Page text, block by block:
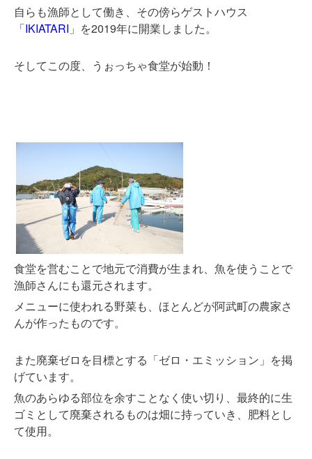
自らも漁師として働き、その傍らゲストハウス
「IKIATARI 」を2019年に開業しました。
そしてこの度、うぉっちゃ食堂が始動！
食堂を営むことで地元で消費が生まれ、魚を使うことで
漁師さんにも還元されます。
メニューに使われる野菜も、ほとんどが阿武町の農家さ
んが作ったものです。
また廃棄ゼロを目標とする「ゼロ・エミッション」を掲
げています。
魚のあらゆる部位を余すことなく使い切り、最終的に生
ゴミとして廃棄されるものは畑に持っていき、肥料とし
て使用。